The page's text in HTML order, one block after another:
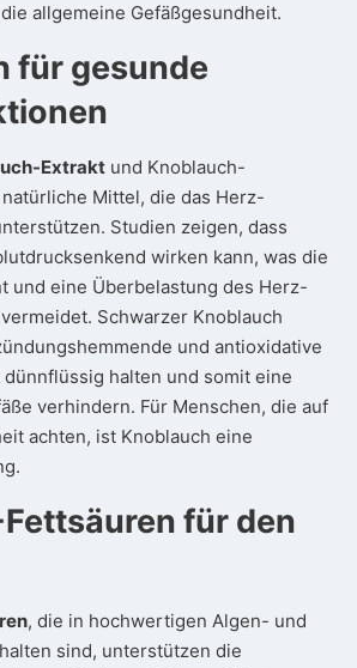
allgemeine Gefäßgesundheit.
für gesunde
Extrakt und Knoblauch-
Mittel, die das Herz-
Studien zeigen, dass
wirken kann, was die
und eine Überbelastung des Herz-
Schwarzer Knoblauch
und antioxidative
halten und somit eine
verhindern. Für Menschen, die auf
achten, ist Knoblauch eine
für den
, die in hochwertigen Algen- und
sind, unterstützen die